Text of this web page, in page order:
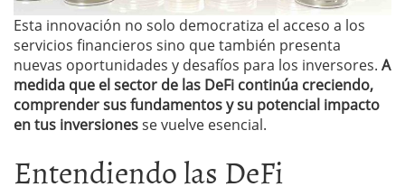
Esta innovación no solo democratiza el acceso a los
servicios financieros sino que también presenta
nuevas oportunidades y desafíos para los inversores. A
medida que el sector de las DeFi continúa creciendo,
comprender sus fundamentos y su potencial impacto
en tus inversionesse vuelve esencial.
Entendiendo las DeFi